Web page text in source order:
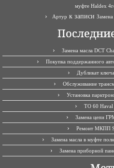
муфте Haldex
Артур к записи
Замена масла DCT
Покупка поддержанного
Дубликат
Обслуживание
Установка
ТО 60 Haval
Замена цепи
Ремонт МКПП
Замена масла в муфте
Замена приборной